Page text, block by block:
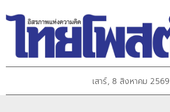
เสาร์, 8 สิงหาคม 2569